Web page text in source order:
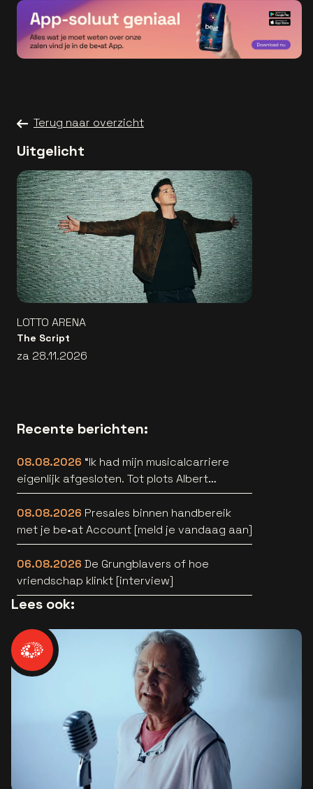
Terug naar overzicht
Uitgelicht
LOTTO ARENA
The Script
za 28.11.2026
Recente berichten:
08.08.2026 “Ik had mijn musicalcarriere
eigenlijk afgesloten. Tot plots Albert
Verlinde belde” [interview]
08.08.2026 Presales binnen handbereik
met je be•at Account [meld je vandaag aan]
06.08.2026 De Grungblavers of hoe
vriendschap klinkt [interview]
Lees ook: